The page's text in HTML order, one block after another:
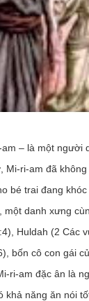
– là một
Mi-ri-am đã
bé trai đang
một danh xưng
Huldah (2 Các
bốn cô con gái
ri-am đặc ân là
năng ăn nói